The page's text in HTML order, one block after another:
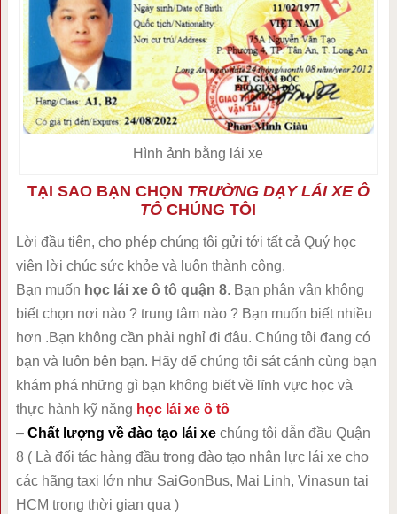
Hình ảnh bằng lái xe
TẠI SAO BẠN CHỌN TRƯỜNG DẠY LÁI XE Ô
TÔ CHÚNG TÔI
Lời đầu tiên, cho phép chúng tôi gửi tới tất cả Quý học
viên lời chúc sức khỏe và luôn thành công.
Bạn muốn học lái xe ô tô quận 8. Bạn phân vân không
biết chọn nơi nào ? trung tâm nào ? Bạn muốn biết nhiều
hơn .Bạn không cần phải nghỉ đi đâu. Chúng tôi đang có
bạn và luôn bên bạn. Hãy để chúng tôi sát cánh cùng bạn
khám phá những gì bạn không biết về lĩnh vực học và
thực hành kỹ năng học lái xe ô tô
– Chất lượng về đào tạo lái xechúng tôi dẫn đầu Quận
8 ( Là đối tác hàng đầu trong đào tạo nhân lực lái xe cho
các hãng taxi lớn như SaiGonBus, Mai Linh, Vinasun tại
HCM trong thời gian qua )